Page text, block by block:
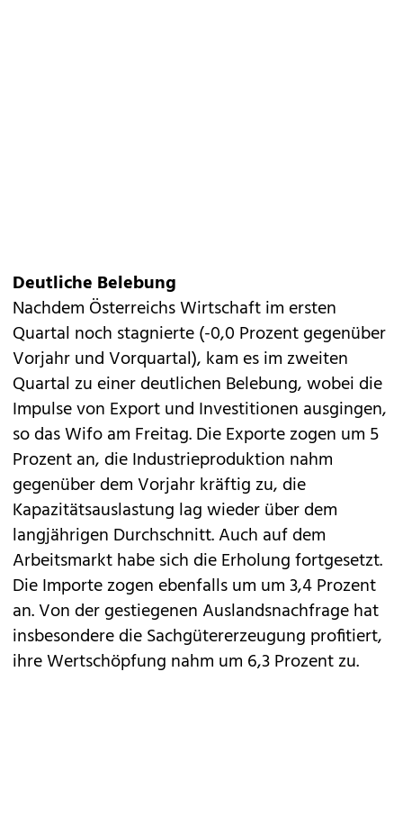
Deutliche Belebung
Nachdem Österreichs Wirtschaft im ersten
Quartal noch stagnierte (-0,0 Prozent gegenüber
Vorjahr und Vorquartal), kam es im zweiten
Quartal zu einer deutlichen Belebung, wobei die
Impulse von Export und Investitionen ausgingen,
so das Wifo am Freitag. Die Exporte zogen um 5
Prozent an, die Industrieproduktion nahm
gegenüber dem Vorjahr kräftig zu, die
Kapazitätsauslastung lag wieder über dem
langjährigen Durchschnitt. Auch auf dem
Arbeitsmarkt habe sich die Erholung fortgesetzt.
Die Importe zogen ebenfalls um um 3,4 Prozent
an. Von der gestiegenen Auslandsnachfrage hat
insbesondere die Sachgütererzeugung profitiert,
ihre Wertschöpfung nahm um 6,3 Prozent zu.